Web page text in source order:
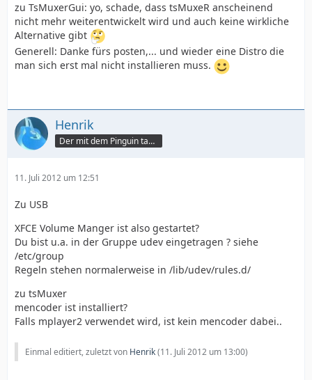
zu TsMuxerGui: yo, schade, dass tsMuxeR anscheinend
nicht mehr weiterentwickelt wird und auch keine wirkliche
Alternative gibt
Generell: Danke fürs posten,... und wieder eine Distro die
man sich erst mal nicht installieren muss.
Henrik
Der mit dem Pinguin tanzt
11. Juli 2012 um 12:51
Zu USB
XFCE Volume Manger ist also gestartet?
Du bist u.a. in der Gruppe udev eingetragen ? siehe
/etc/group
Regeln stehen normalerweise in /lib/udev/rules.d/
zu tsMuxer
mencoder ist installiert?
Falls mplayer2 verwendet wird, ist kein mencoder dabei..
Einmal editiert, zuletzt von Henrik(11. Juli 2012 um 13:00)